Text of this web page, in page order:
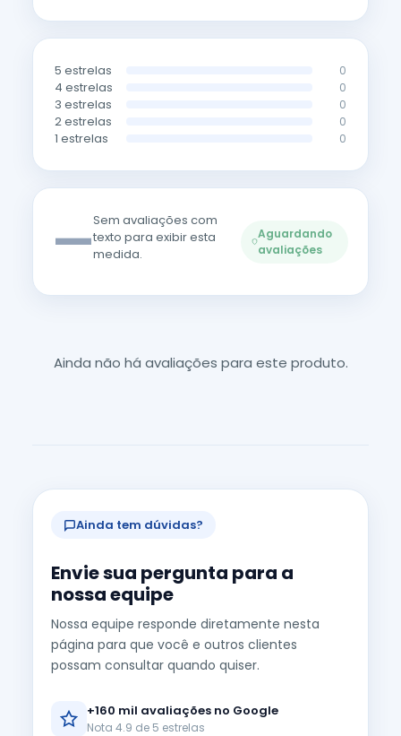
5 estrelas 0
4 estrelas 0
3 estrelas 0
2 estrelas 0
1 estrelas 0
—Sem avaliações com
texto para exibir esta
medida.
Aguardando
avaliações
Ainda não há avaliações para este produto.
Ainda tem dúvidas?
Envie sua pergunta para a
nossa equipe
Nossa equipe responde diretamente nesta
página para que você e outros clientes
possam consultar quando quiser.
+160 mil avaliações no Google
Nota 4.9 de 5 estrelas